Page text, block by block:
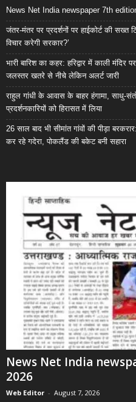
News Net India newspaper 7th
जंतर-मंतर पर प्रदर्शनों पर हाईकोर्ट की सख्त
विचार करेगी सरकार?’
भारी बारिश का कहर: हरिद्वार में काली
जलस्तर खतरे से नीचे लेकिन अलर्ट जारी
राहुल गांधी के आवास के बाहर हंगामा, साधु-
प्रदर्शनकारियों को हिरासत में लिया
26 साल बाद भी सीमांत गांवों की पीड़ा
कर रहे गदेरा, पोकलैंड की बकेट बनी सहारा
News Net India
2026
Web Editor - August 7, 2026